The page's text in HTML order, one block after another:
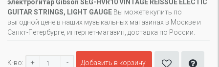
электрогитар Gibson SEG-HVR10 VINTAGE REISSUE ELECTIC
GUITAR STRINGS, LIGHT GAUGE Вы можете купить по
выгодной цене в наших музыкальных магазинах в Москве и
Санкт-Петербурге, интернет-магазин, доставка по России.
К-во: + - Добавить в корзину